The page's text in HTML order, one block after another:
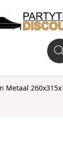
Metaal